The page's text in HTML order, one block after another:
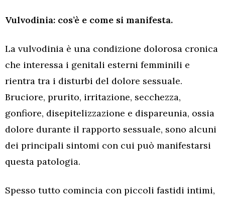
Vulvodinia: cos’è e come si manifesta.
La vulvodinia è una condizione dolorosa cronica
che interessa i genitali esterni femminili e
rientra tra i disturbi del dolore sessuale.
Bruciore, prurito, irritazione, secchezza,
gonfiore, disepitelizzazione e dispareunia, ossia
dolore durante il rapporto sessuale, sono alcuni
dei principali sintomi con cui può manifestarsi
questa patologia.
Spesso tutto comincia con piccoli fastidi intimi,